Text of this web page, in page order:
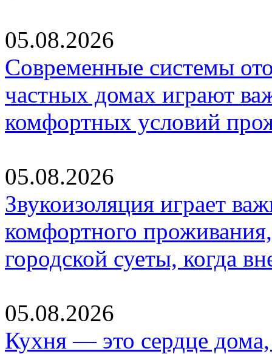
05.08.2026
Современные системы
частных домах играют
комфортных условий
05.08.2026
Звукоизоляция играет
комфортного
городской суеты, когда
05.08.2026
Кухня — это сердце дома,